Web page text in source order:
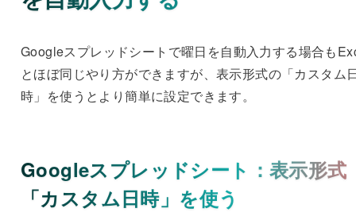
Googleスプレッドシートで曜日を自動入力する場合も
とほぼ同じやり方ができますが、表示形式の「カスタム
時」を使うとより簡単に設定できます。
Googleスプレッドシート：表示形式
「カスタム日時」を使う